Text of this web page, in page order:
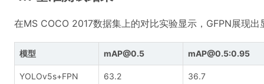
在MS COCO 2017数据集上的对比实验显示，GFPN展现出
模型 mAP@0.5 mAP@0.5:0.95
YOLOv5s+FPN 63.2 36.7